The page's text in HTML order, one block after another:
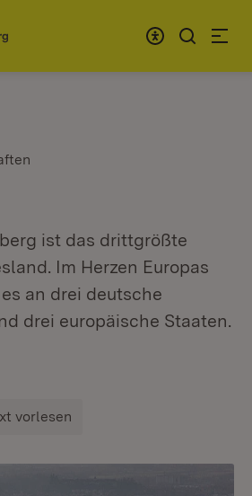
ist das drittgrößte
Im Herzen Europas
an drei deutsche
drei europäische Staaten.
vorlesen